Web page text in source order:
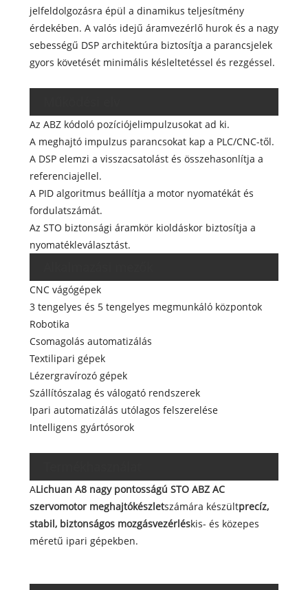
jelfeldolgozásra épül a dinamikus teljesítmény
érdekében. A valós idejű áramvezérlő hurok és a nagy
sebességű DSP architektúra biztosítja a parancsjelek
gyors követését minimális késleltetéssel és rezgéssel.
Az ABZ kódoló pozíciójelimpulzusokat ad ki.
A meghajtó impulzus parancsokat kap a PLC/CNC-től.
A DSP elemzi a visszacsatolást és összehasonlítja a
referenciajellel.
A PID algoritmus beállítja a motor nyomatékát és
fordulatszámát.
Az STO biztonsági áramkör kioldáskor biztosítja a
nyomatékleválasztást.
CNC vágógépek
3 tengelyes és 5 tengelyes megmunkáló központok
Robotika
Csomagolás automatizálás
Textilipari gépek
Lézergravírozó gépek
Szállítószalag és válogató rendszerek
Ipari automatizálás utólagos felszerelése
Intelligens gyártósorok
ALichuan A8 nagy pontosságú STO ABZ AC
szervomotor meghajtókészletszámára készültprecíz,
stabil, biztonságos mozgásvezérléskis- és közepes
méretű ipari gépekben.